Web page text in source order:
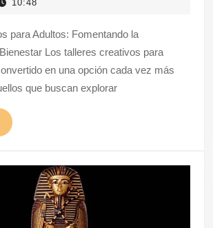
Creativos
para
Adultos
10:48
para Adultos: Fomentando la
Los talleres creativos para
en una opción cada vez más
que buscan explorar
LEER